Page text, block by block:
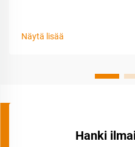
Näytä lisää
Hanki